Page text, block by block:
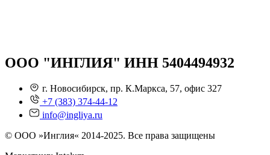
ООО "ИНГЛИЯ" ИНН 5404494932
г. Новосибирск, пр. К.Маркса, 57, офис 327
+7 (383) 374-44-12
info@ingliya.ru
© ООО »Инглия« 2014-2025. Все права защищены